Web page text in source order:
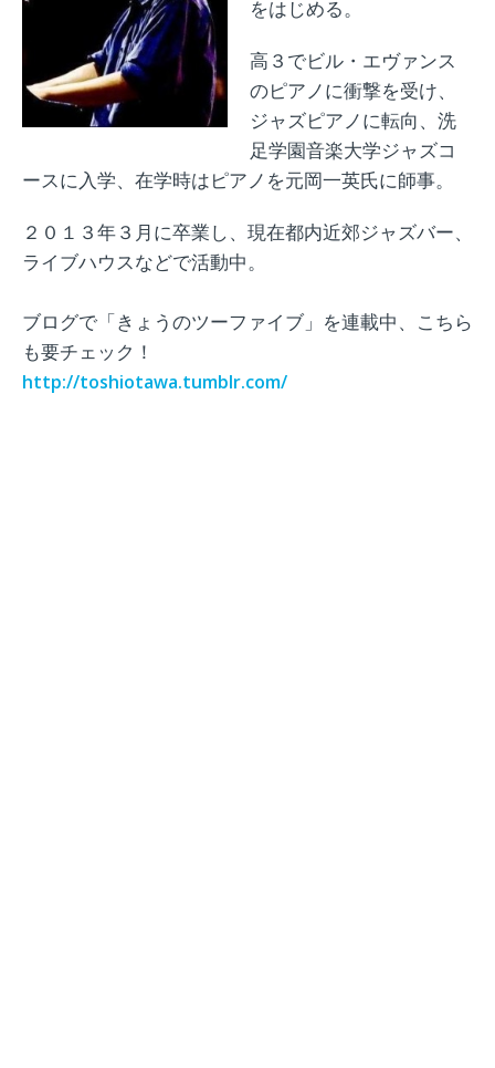
をはじめる。
高３でビル・エヴァンス
のピアノに衝撃を受け、
ジャズピアノに転向、洗
足学園音楽大学ジャズコ
ースに入学、在学時はピアノを元岡一英氏に師事。
２０１３年３月に卒業し、現在都内近郊ジャズバー、
ライブハウスなどで活動中。
ブログで「きょうのツーファイブ」を連載中、こちら
も要チェック！
http://toshiotawa.tumblr.com/